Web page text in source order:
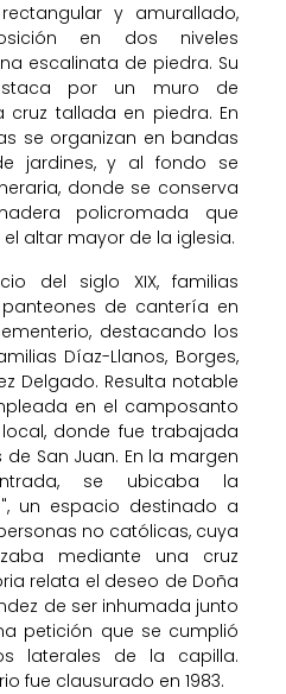
y amurallado,
en dos niveles
escalinata de piedra. Su
por un muro de
tallada en piedra. En
se organizan en bandas
jardines, y al fondo se
donde se conserva
policromada que
altar mayor de la iglesia.
del siglo XIX, familias
de cantería en
destacando los
Díaz-Llanos, Borges,
Delgado. Resulta notable
en el camposanto
donde fue trabajada
San Juan. En la margen
se ubicaba la
un espacio destinado a
no católicas, cuya
mediante una cruz
relata el deseo de Doña
de ser inhumada junto
petición que se cumplió
laterales de la capilla.
fue clausurado en 1983.